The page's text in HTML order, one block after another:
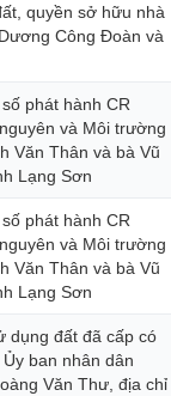
quyền sở hữu nhà
Công Đoàn và
phát hành CR
và Môi trường
Văn Thân và bà Vũ
Lạng Sơn
phát hành CR
và Môi trường
Văn Thân và bà Vũ
Lạng Sơn
dụng đất đã cấp có
ban nhân dân
Văn Thư, địa chỉ